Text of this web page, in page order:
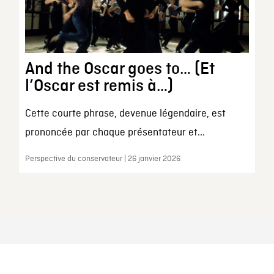
And the Oscar goes to… (Et
l’Oscar est remis à…)
Cette courte phrase, devenue légendaire, est
prononcée par chaque présentateur et...
Perspective du conservateur | 26 janvier 2026